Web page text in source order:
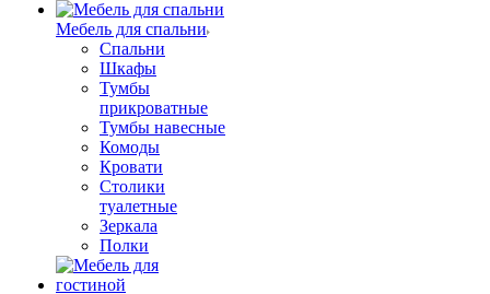
Мебель для спальни
Спальни
Шкафы
Тумбы
прикроватные
Тумбы навесные
Комоды
Кровати
Столики
туалетные
Зеркала
Полки